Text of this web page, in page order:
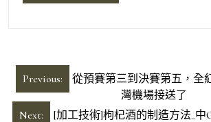
文
章
導
Previous:
從預賽第三到決賽第五，全
灣機場接送了
Next:
[加工技術]枸杞酒的制造方法_中